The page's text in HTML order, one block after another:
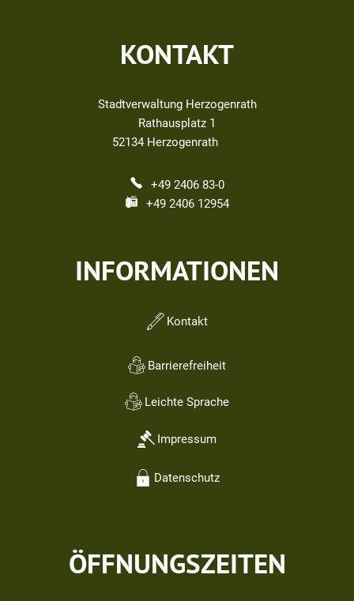
KONTAKT
Stadtverwaltung Herzogenrath
Rathausplatz 1
52134 Herzogenrath
+49 2406 83-0
+49 2406 12954
INFORMATIONEN
Kontakt
Barrierefreiheit
Leichte Sprache
Impressum
Datenschutz
ÖFFNUNGSZEITEN